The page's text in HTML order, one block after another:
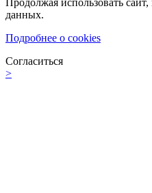
Продолжая использовать
данных.
Подробнее о cookies
Согласиться
>